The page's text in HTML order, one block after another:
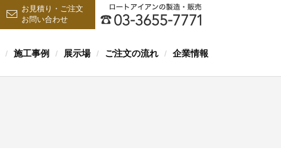
お見積り・ご注文
お問い合わせ
/ 施工事例 / 展示場 / ご注文の流れ / 企業情報